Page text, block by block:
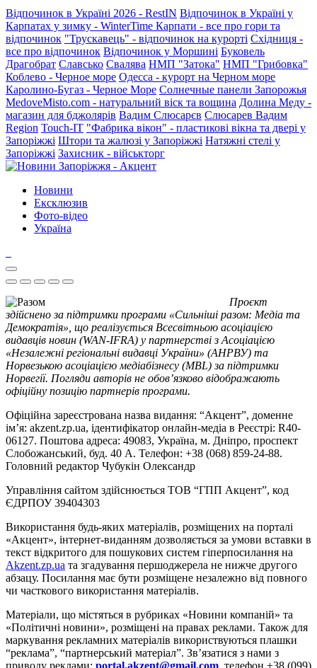
Відпочинок в Україні 2026 - RestIN Відпочинок в Україні у
Карпатах у зимку - WinterTime Карпати - все про гори та
відпочинок "Трускавець" - відпочинок на курорті Східниця -
все про відпочинок Відпочинок у Моршині Буковель
Драгобрат Славсько Свалява НМП "Затока" НМП "Грибовка"
Коблево - Черное море Одесса - курорт на Черном море
Каролино-Бугаз - Черное Море Солнечные панели Запорожья
MedoveMisto.com - натуральний віск та вощина Долина Меду -
магазин для бджолярів Вадим Слюсарєв Слюсарев Вадим
Region Touch-IT "Фабрика вікон" - пластикові вікна та двері у
Запоріжжі Штори та жалюзі у Запоріжжі Натяжні стелі у
Запоріжжі Захисник - військторг
Новини
Ексклюзив
Фото-відео
Україна
Проєкт
здійснено за підтримки програми «Сильніші разом: Медіа та
Демократія», що реалізується Всесвітньою асоціацією
видавців новин (WAN-IFRA) у партнерстві з Асоціацією
«Незалежні регіональні видавці України» (АНРВУ) та
Норвезькою асоціацією медіабізнесу (MBL) за підтримки
Норвегії. Погляди авторів не обов’язково відображають
офіційну позицію партнерів програми.
Офіційна зареєстрована назва видання: “Акцент”, доменне
ім’я: akzent.zp.ua, ідентифікатор онлайн-медіа в Реєстрі: R40-
06127. Поштова адреса: 49083, Україна, м. Дніпро, проспект
Слобожанський, буд. 40 А. Телефон: +38 (068) 859-24-88.
Головний редактор Чубукін Олександр
Управління сайтом здійснюється ТОВ “ГПП Акцент”, код
ЄДРПОУ 39404303
Використання будь-яких матеріалів, розміщених на порталі
«Акцент», інтернет-виданням дозволяється за умови вставки в
текст відкритого для пошукових систем гіперпосилання на
Akzent.zp.ua та згадування першоджерела не нижче другого
абзацу. Посилання має бути розміщене незалежно від повного
чи часткового використання матеріалів.
Матеріали, що містяться в рубриках «Новини компаній» та
«Політичні новини», розміщені на правах реклами. Також для
маркування рекламних матеріалів використвуються плашки
“реклама”, “партнерський матеріал”. Зв’язатися з нами з